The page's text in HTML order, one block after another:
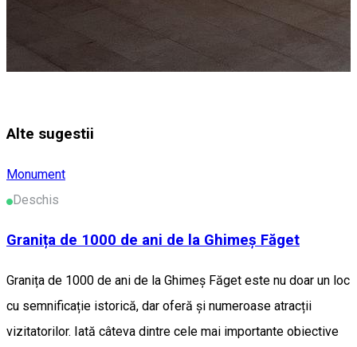
Alte sugestii
Monument
Deschis
Granița de 1000 de ani de la Ghimeș Făget
Granița de 1000 de ani de la Ghimeș Făget este nu doar un loc
cu semnificație istorică, dar oferă și numeroase atracții
vizitatorilor. Iată câteva dintre cele mai importante obiective